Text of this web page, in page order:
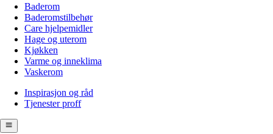
Baderom
Baderomstilbehør
Care hjelpemidler
Hage og uterom
Kjøkken
Varme og inneklima
Vaskerom
Inspirasjon og råd
Tjenester proff